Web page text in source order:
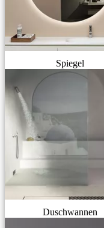
Spiegel
Duschwannen